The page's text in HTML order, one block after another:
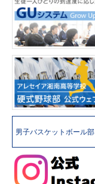
男子バスケットボール部